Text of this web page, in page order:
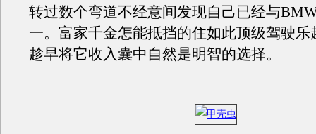
转过数个弯道不经意间发现自己已经与
一。富家千金怎能抵挡的住如此顶级驾驶乐
趁早将它收入囊中自然是明智的选择。